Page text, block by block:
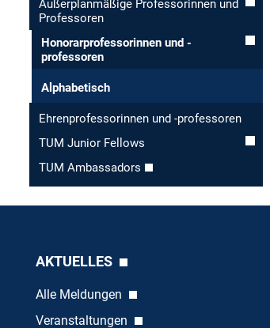
Außerplanmäßige Professorinnen und
Professoren
Honorar­professorinnen und -
professoren
Alphabetisch
Ehren­professorinnen und -professoren
TUM Junior Fellows
TUM Ambassadors
AKTUELLES
Alle Meldungen
Veranstaltungen